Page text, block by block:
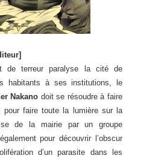
de terreur paralyse la cité de
habitants à ses institutions, le
Nakano doit se résoudre à faire
pour faire toute la lumière sur la
de la mairie par un groupe
pour découvrir l’obscur
d’un parasite dans les